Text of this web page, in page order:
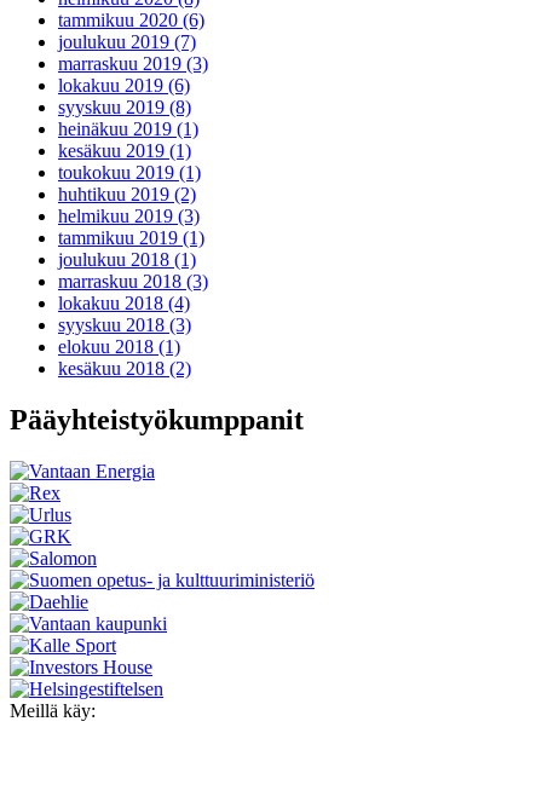
tammikuu 2020 (6)
joulukuu 2019 (7)
marraskuu 2019 (3)
lokakuu 2019 (6)
syyskuu 2019 (8)
heinäkuu 2019 (1)
kesäkuu 2019 (1)
toukokuu 2019 (1)
huhtikuu 2019 (2)
helmikuu 2019 (3)
tammikuu 2019 (1)
joulukuu 2018 (1)
marraskuu 2018 (3)
lokakuu 2018 (4)
syyskuu 2018 (3)
elokuu 2018 (1)
kesäkuu 2018 (2)
Pääyhteistyökumppanit
Meillä käy: